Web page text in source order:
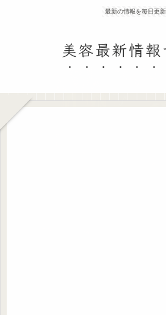
最新の情報を毎日更
美容最新情報